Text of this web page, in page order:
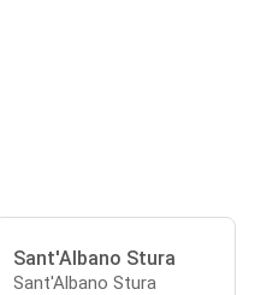
Sant'Albano Stura
Sant'Albano Stura